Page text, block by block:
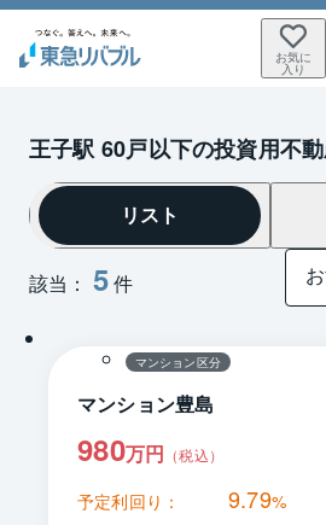
お気に
入り
王子駅 60戸以下の投資用不動
該当： 5件
リスト
1 / 0
マンション区分
マンション豊島
980万円 （税込）
予定利回り： 9.79%